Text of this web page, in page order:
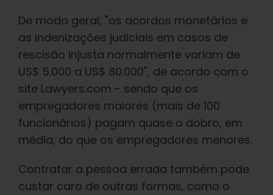
De modo geral, "os acordos monetários e
as indenizações judiciais em casos de
rescisão injusta normalmente variam de
US$ 5.000 a US$ 80.000", de acordo com o
site Lawyers.com - sendo que os
empregadores maiores (mais de 100
funcionários) pagam quase o dobro, em
média, do que os empregadores menores.
Contratar a pessoa errada também pode
custar caro de outras formas, como o